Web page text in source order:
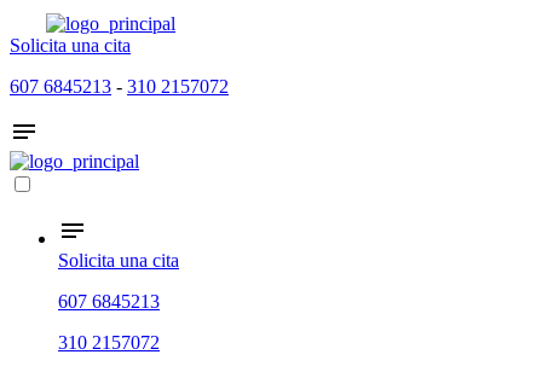
Solicita una cita
607 6845213 - 310 2157072
Solicita una cita
607 6845213
310 2157072